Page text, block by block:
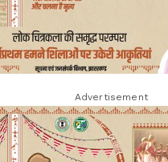
Advertisement